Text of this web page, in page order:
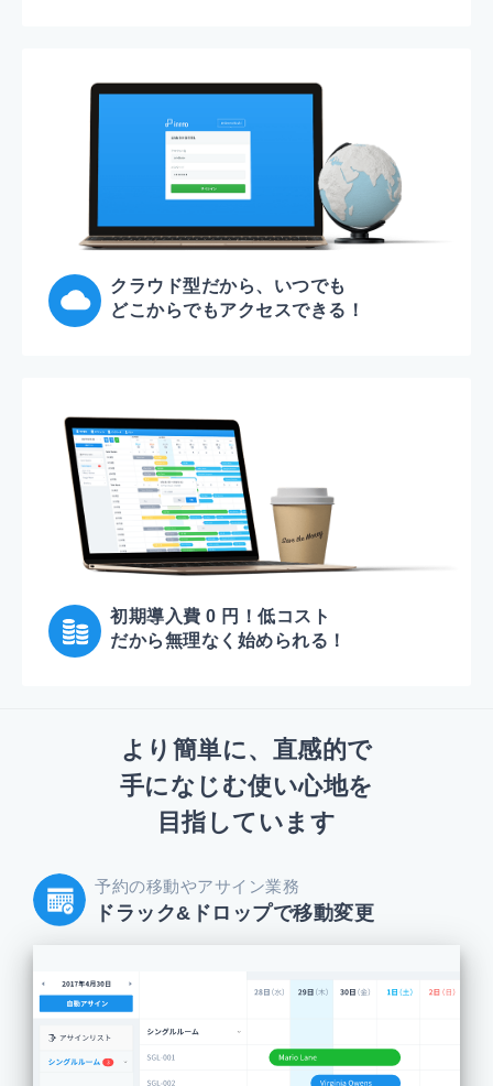
クラウド型だから、いつでも
どこからでもアクセスできる！
初期導入費 0 円！低コスト
だから無理なく始められる！
より簡単に、直感的で
手になじむ使い心地を
目指しています
予約の移動やアサイン業務
ドラック&ドロップで移動変更